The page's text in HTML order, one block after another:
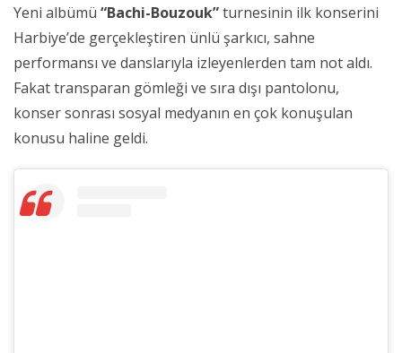
Yeni albümü “Bachi-Bouzouk”turnesinin ilk konserini
Harbiye’de gerçekleştiren ünlü şarkıcı, sahne
performansı ve danslarıyla izleyenlerden tam not aldı.
Fakat transparan gömleği ve sıra dışı pantolonu,
konser sonrası sosyal medyanın en çok konuşulan
konusu haline geldi.